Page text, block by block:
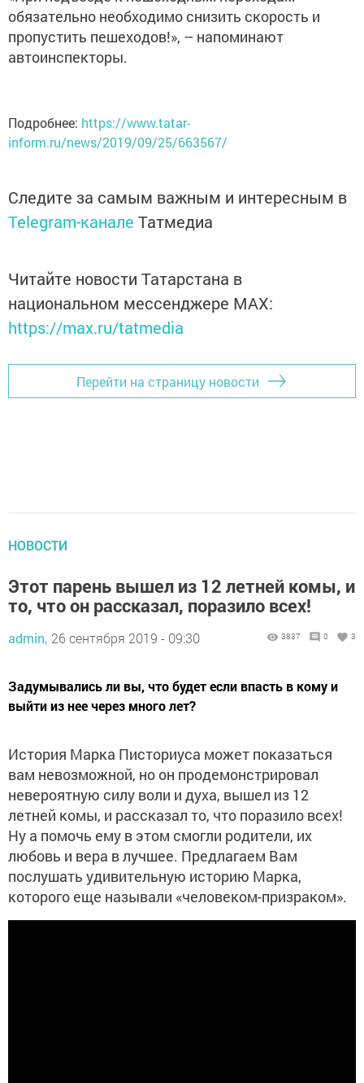
обязательно необходимо снизить скорость и
пропустить пешеходов!», – напоминают
автоинспекторы.
Подробнее: https://www.tatar-
inform.ru/news/2019/09/25/663567/
Следите за самым важным и интересным в
Telegram-канале Татмедиа
Читайте новости Татарстана в
национальном мессенджере MАХ:
https://max.ru/tatmedia
Перейти на страницу новости
НОВОСТИ
Этот парень вышел из 12 летней комы, и
то, что он рассказал, поразило всех!
admin, 26 сентября 2019 - 09:30 3837 0 3
Задумывались ли вы, что будет если впасть в кому и
выйти из нее через много лет?
История Марка Писториуса может показаться
вам невозможной, но он продемонстрировал
невероятную силу воли и духа, вышел из 12
летней комы, и рассказал то, что поразило всех!
Ну а помочь ему в этом смогли родители, их
любовь и вера в лучшее. Предлагаем Вам
послушать удивительную историю Марка,
которого еще называли «человеком-призраком».